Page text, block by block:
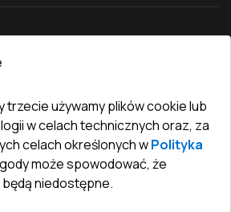
29/8, 61-806 Poznań
trzecie używamy plików cookie lub
w celach technicznych oraz, za
celach określonych wPolityka
może spowodować, że
niedostępne.